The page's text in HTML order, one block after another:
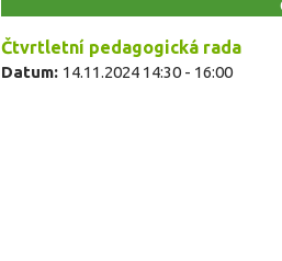
Čtvrtletní pedagogická rada
Datum: 14.11.2024 14:30 - 16:00